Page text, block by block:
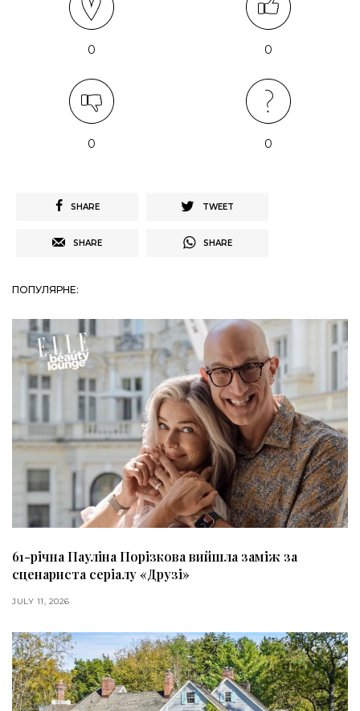
0 0
0 0
SHARE TWEET
SHARE SHARE
ПОПУЛЯРНЕ:
61-річна Пауліна Порізкова вийшла заміж за
сценариста серіалу «Друзі»
JULY 11, 2026